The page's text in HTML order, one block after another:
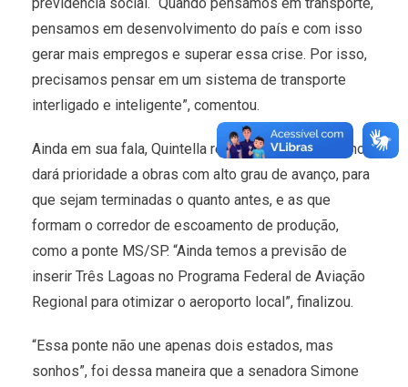
pensamos em desenvolvimento do país e com isso
gerar mais empregos e superar essa crise. Por isso,
precisamos pensar em um sistema de transporte
interligado e inteligente”, comentou.
Ainda em sua fala, Quintella ressaltou que o governo
dará prioridade a obras com alto grau de avanço, para
que sejam terminadas o quanto antes, e as que
formam o corredor de escoamento de produção,
como a ponte MS/SP. “Ainda temos a previsão de
inserir Três Lagoas no Programa Federal de Aviação
Regional para otimizar o aeroporto local”, finalizou.
“Essa ponte não une apenas dois estados, mas
sonhos”, foi dessa maneira que a senadora Simone